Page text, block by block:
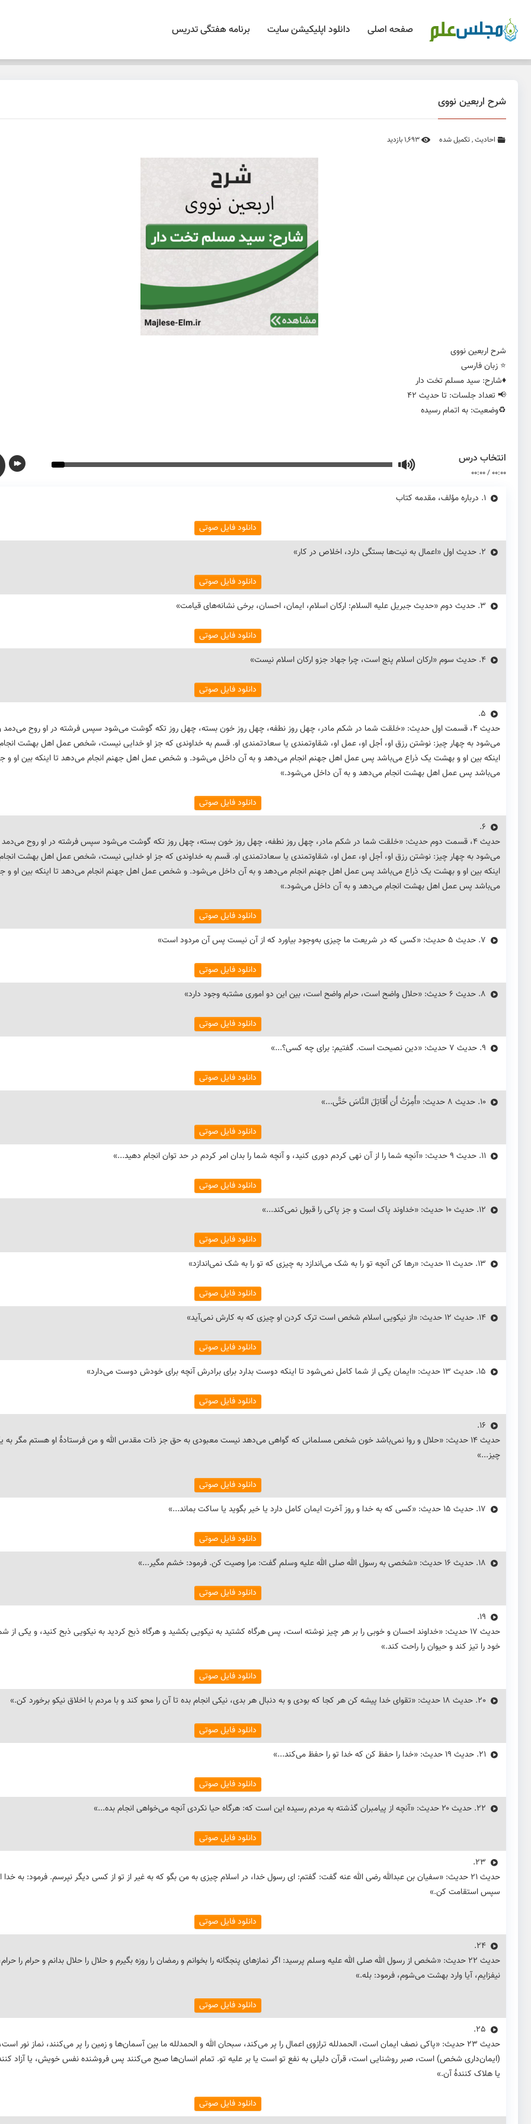
صفحه اصلی دانلود اپلیکیشن سایت برنامه هفتگی تدریس
شرح اربعین نووی
احادیث,تکمیل شده
شرح اربعین نووی
⭐️ زبان فارسی
♦️شارح: سید مسلم تخت دار
📢 تعداد جلسات: تا حدیث 42
♻️وضعیت: به اتمام رسیده
انتخاب درس
00:00
/
00:00
1. درباره مؤلف، مقدمه کتاب
دانلود فایل صوتی
2. حديث اول «اعمال به نیت‌ها بستگی دارد، اخلاص در کار»
دانلود فایل صوتی
3. حديث دوم «حدیث جبریل علیه السلام: ارکان اسلام، ایمان، احسان، برخی نشانه‌های قیامت»
دانلود فایل صوتی
4. حديث سوم «ارکان اسلام پنج است، چرا جهاد جزو ارکان اسلام نیست»
دانلود فایل صوتی
5.
حديث ۴، قسمت اول حدیث: «خلقت شما در شکم مادر، چهل روز نطفه، چهل روز خون بسته، چهل روز تکه گوشت می‌شود سپس فرشته در او روح می‌دمد
می‌شود به چهار چیز: نوشتن رزق او، أجل او، عمل او، شقاوتمندی یا سعادتمندی او. قسم به خداوندی که جز او خدایی نیست، شخص عمل اهل بهشت
اینکه بین او و بهشت یک ذراع می‌باشد پس عمل اهل جهنم انجام می‌دهد و به آن داخل می‌شود. و شخص عمل اهل جهنم انجام می‌دهد تا اینکه بین او و
می‌باشد پس عمل اهل بهشت انجام می‌دهد و به آن داخل می‌شود.»
دانلود فایل صوتی
6.
حديث ۴، قسمت دوم حدیث: «خلقت شما در شکم مادر، چهل روز نطفه، چهل روز خون بسته، چهل روز تکه گوشت می‌شود سپس فرشته در او روح می‌دمد
می‌شود به چهار چیز: نوشتن رزق او، أجل او، عمل او، شقاوتمندی یا سعادتمندی او. قسم به خداوندی که جز او خدایی نیست، شخص عمل اهل بهشت
اینکه بین او و بهشت یک ذراع می‌باشد پس عمل اهل جهنم انجام می‌دهد و به آن داخل می‌شود. و شخص عمل اهل جهنم انجام می‌دهد تا اینکه بین او و
می‌باشد پس عمل اهل بهشت انجام می‌دهد و به آن داخل می‌شود.»
دانلود فایل صوتی
7. حديث ۵ حدیث: «کسی که در شریعت ما چیزی به‌وجود بیاورد که از آن نیست پس آن مردود است»
دانلود فایل صوتی
8. حديث ۶ حدیث: «حلال واضح است، حرام واضح است، بین این دو اموری مشتبه وجود دارد»
دانلود فایل صوتی
9. حديث ۷ حدیث: «دین نصیحت است. گفتیم: برای چه کسی؟...»
دانلود فایل صوتی
10. حديث ۸ حدیث: «أُمِرْتُ أَن أُقاتِلَ النَّاسَ حَتَّى...»
دانلود فایل صوتی
11. حديث ۹ حدیث: «آنچه شما را از آن نهی کردم دوری کنید، و آنچه شما را بدان امر کردم در حد توان انجام دهید...»
دانلود فایل صوتی
12. حديث ۱۰ حدیث: «خداوند پاک است و جز پاکی را قبول نمی‌کند...»
دانلود فایل صوتی
13. حديث ۱۱ حدیث: «رها کن آنچه تو را به شک می‌اندازد به چیزی که تو را به شک نمی‌اندازد»
دانلود فایل صوتی
14. حديث ۱۲ حدیث: «از نیکویی اسلام شخص است ترک کردن او چیزی که به کارش نمی‌آید»
دانلود فایل صوتی
15. حديث ۱۳ حدیث: «ایمان یکی از شما کامل نمی‌شود تا اینکه دوست بدارد برای برادرش آنچه برای خودش دوست می‌دارد»
دانلود فایل صوتی
16.
حديث ۱۴ حدیث: «حلال و روا نمی‌باشد خون شخص مسلمانی که گواهی می‌دهد نیست معبودی به حق جز ذات مقدس الله و من فرستادهٔ او هستم مگر به
چیز...»
دانلود فایل صوتی
17. حديث ۱۵ حدیث: «کسی که به خدا و روز آخرت ایمان کامل دارد یا خیر بگوید یا ساکت بماند...»
دانلود فایل صوتی
18. حديث ۱۶ حدیث: «شخصی به رسول الله صلی الله علیه وسلم گفت: مرا وصیت کن. فرمود: خشم مگیر...»
دانلود فایل صوتی
19.
حديث ۱۷ حدیث: «خداوند احسان و خوبی را بر هر چیز نوشته است، پس هرگاه کشتید به نیکویی بکشید و هرگاه ذبح کردید به نیکویی ذبح کنید، و یکی از
خود را تیز کند و حیوان را راحت کند.»
دانلود فایل صوتی
20. حديث ۱۸ حدیث: «تقوای خدا پیشه کن هر کجا که بودی و به دنبال هر بدی، نیکی انجام بده تا آن را محو کند و با مردم با اخلاق نیکو برخورد کن.»
دانلود فایل صوتی
21. حديث ۱۹ حدیث: «خدا را حفظ کن که خدا تو را حفظ می‌کند...»
دانلود فایل صوتی
22. حديث ۲۰ حدیث: «آنچه از پیامبران گذشته به مردم رسیده این است که: هرگاه حیا نکردی آنچه می‌خواهی انجام بده...»
دانلود فایل صوتی
23.
حديث ۲۱ حدیث: «سفیان بن عبدالله رضی الله عنه گفت: گفتم: ای رسول خدا، در اسلام چیزی به من بگو که به غیر از تو از کسی دیگر نپرسم. فرمود: به خدا
سپس استقامت کن.»
دانلود فایل صوتی
24.
حديث ۲۲ حدیث: «شخص از رسول الله صلی الله علیه وسلم پرسید: اگر نمازهای پنجگانه را بخوانم و رمضان را روزه بگیرم و حلال را حلال بدانم و حرام را
نیفزایم، آیا وارد بهشت می‌شوم، فرمود: بله.»
دانلود فایل صوتی
25.
حديث ۲۳ حدیث: «پاکی نصف ایمان است، الحمدلله ترازوی اعمال را پر می‌کند، سبحان الله و الحمدلله ما بین آسمان‌ها و زمین را پر می‌کنند، نماز نور
(ایمان‌داری شخص) است، صبر روشنایی است، قرآن دلیلی به نفع تو است یا بر علیه تو. تمام انسان‌ها صبح می‌کنند پس فروشنده نفس خویش، یا آزاد
یا هلاک کنندهٔ آن.»
دانلود فایل صوتی